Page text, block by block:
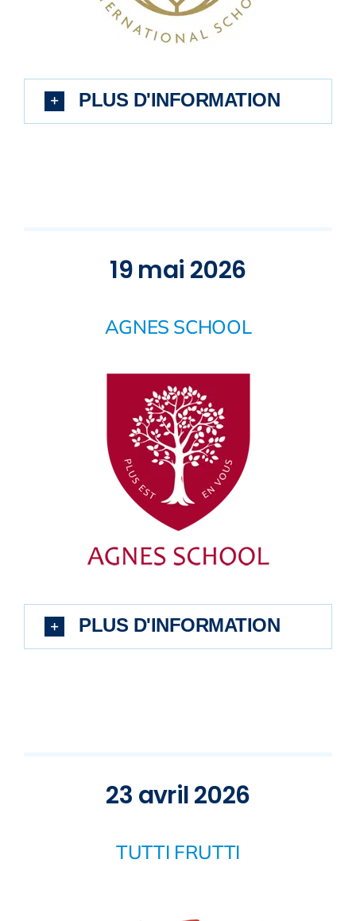
PLUS D'INFORMATION
19 mai 2026
AGNES SCHOOL
PLUS D'INFORMATION
23 avril 2026
TUTTI FRUTTI